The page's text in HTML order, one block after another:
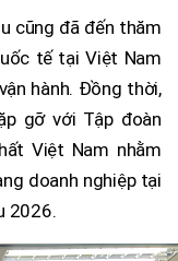
cũng đã đến thăm
tế tại Việt Nam
hành. Đồng thời,
gỡ với Tập đoàn
Việt Nam nhằm
doanh nghiệp tại
2026.